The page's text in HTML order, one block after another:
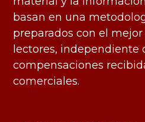
basan en una
preparados con el mejor
lectores, independiente
compensaciones
comerciales.